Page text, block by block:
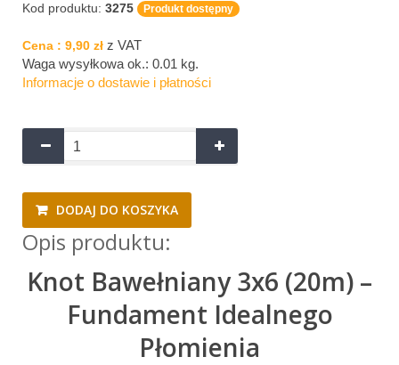
Kod produktu: 3275 Produkt dostępny
Cena : 9,90 zł z VAT
Waga wysyłkowa ok.: 0.01 kg.
Informacje o dostawie i płatności
DODAJ DO KOSZYKA
Opis produktu:
Knot Bawełniany 3x6 (20m) –
Fundament Idealnego
Płomienia